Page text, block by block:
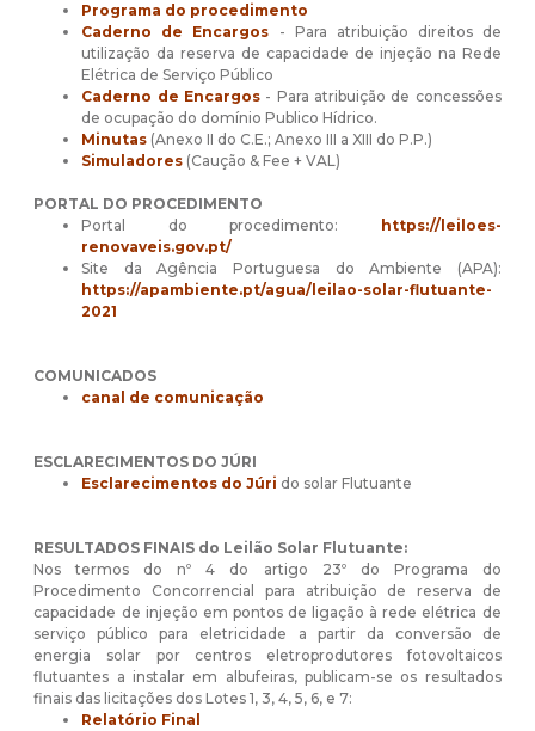
Programa do procedimento
Caderno de Encargos - Para atribuição direitos de
utilização da reserva de capacidade de injeção na Rede
Elétrica de Serviço Público
Caderno de Encargos - Para atribuição de concessões
de ocupação do domínio Publico Hídrico.
Minutas (Anexo II do C.E.; Anexo III a XIII do P.P.)
Simuladores (Caução & Fee + VAL)
PORTAL DO PROCEDIMENTO
Portal do procedimento:
https://leiloes-
renovaveis.gov.pt/
Site da Agência Portuguesa do Ambiente (APA):
https://apambiente.pt/agua/leilao-solar-flutuante-
2021
COMUNICADOS
canal de comunicação
ESCLARECIMENTOS DO JÚRI
Esclarecimentos do Júri do solar Flutuante
RESULTADOS FINAIS do Leilão Solar Flutuante:
Nos termos do nº 4 do artigo 23º do Programa do
Procedimento Concorrencial para atribuição de reserva de
capacidade de injeção em pontos de ligação à rede elétrica de
serviço público para eletricidade a partir da conversão de
energia solar por centros eletroprodutores fotovoltaicos
flutuantes a instalar em albufeiras, publicam-se os resultados
finais das licitações dos Lotes 1, 3, 4, 5, 6, e 7:
Relatório Final